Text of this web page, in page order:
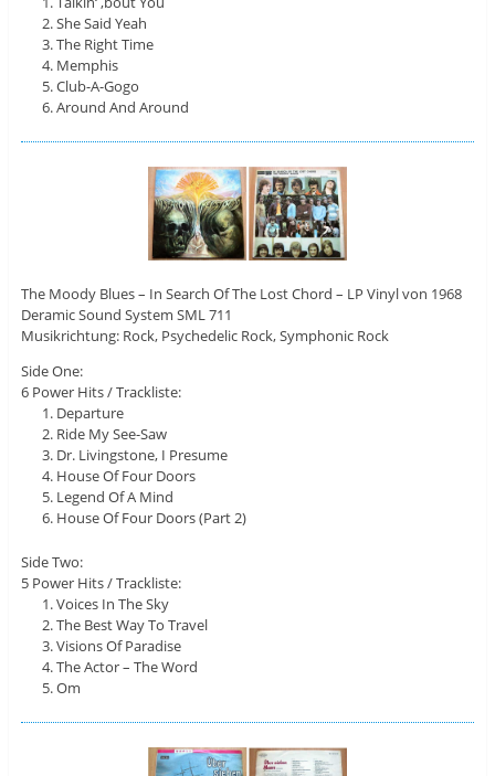
She Said Yeah
The Right Time
Memphis
Club-A-Gogo
Around And Around
The Moody Blues ‎– In Search Of The Lost Chord – LP Vinyl von 1968
Deramic Sound System SML 711
Musikrichtung: Rock, Psychedelic Rock, Symphonic Rock
Side One:
6 Power Hits / Trackliste:
Departure
Ride My See-Saw
Dr. Livingstone, I Presume
House Of Four Doors
Legend Of A Mind
House Of Four Doors (Part 2)
Side Two:
5 Power Hits / Trackliste:
Voices In The Sky
The Best Way To Travel
Visions Of Paradise
The Actor – The Word
Om